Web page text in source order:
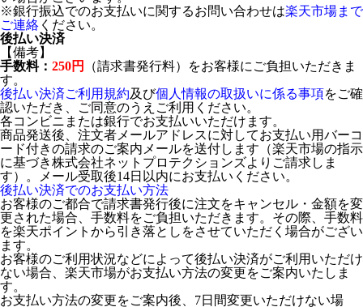
※銀行振込でのお支払いに関するお問い合わせは楽天市場まで
ご連絡 ください。
後払い決済
【備考】
手数料： 250円
（請求書発行料）をお客様にご負担いただきま
す。
後払い決済ご利用規約及び個人情報の取扱いに係る事項をご確
認いただき、ご同意のうえご利用ください。
各コンビニまたは銀行でお支払いいただけます。
商品発送後、注文者メールアドレスに対してお支払い用バーコ
ード付きの請求のご案内メールを送付します（楽天市場の指示
に基づき株式会社ネットプロテクションズよりご請求しま
す）。メール受取後14日以内にお支払いください。
後払い決済でのお支払い方法
お客様のご都合で請求書発行後に注文をキャンセル・金額を変
更された場合、手数料をご負担いただきます。その際、手数料
を楽天ポイントから引き落としをさせていただく場合がござい
ます。
お客様のご利用状況などによって後払い決済がご利用いただけ
ない場合、楽天市場がお支払い方法の変更をご案内いたしま
す。
お支払い方法の変更をご案内後、7日間変更いただけない場